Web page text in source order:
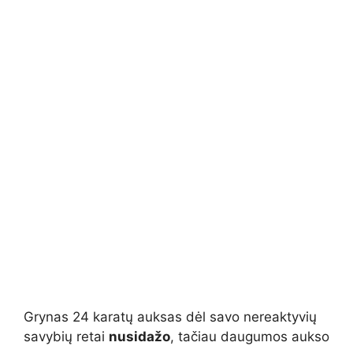
Grynas 24 karatų auksas dėl savo nereaktyvių
savybių retai nusidažo, tačiau daugumos aukso